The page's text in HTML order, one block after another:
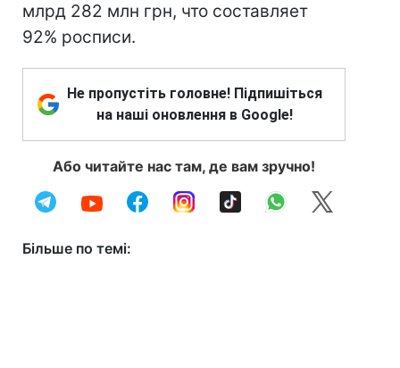
млрд 282 млн грн, что составляет
92% росписи.
Не пропустіть головне! Підпишіться
на наші оновлення в Google!
Або читайте нас там, де вам зручно!
Більше по темі: